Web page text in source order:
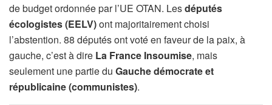
de budget ordonnée par l’UE OTAN. Lesdéputés
écologistes (EELV)ont majoritairement choisi
l’abstention. 88 députés ont voté en faveur de la paix, à
gauche, c’est à dire La France Insoumise, mais
seulement une partie du Gauche démocrate et
républicaine (communistes).